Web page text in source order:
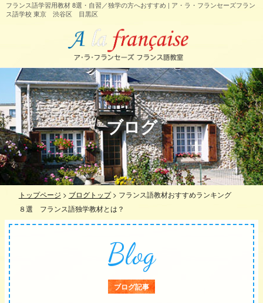
フランス語学習用教材 8選・自習／独学の方へおすすめ | ア・ラ・フランセーズフラン
ス語学校 東京 渋谷区 目黒区
ブログ
トップページ > ブログトップ> フランス語教材おすすめランキング
８選 フランス語独学教材とは？
Blog
ブログ記事